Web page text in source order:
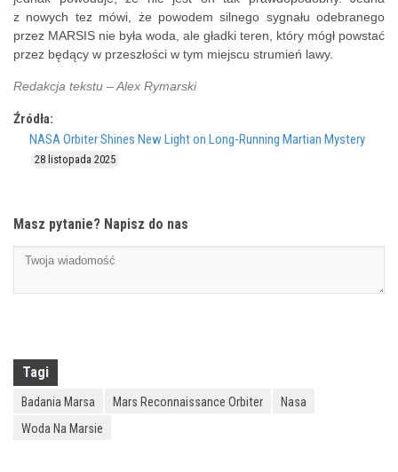
z nowych tez mówi, że powodem silnego sygnału odebranego
przez MARSIS nie była woda, ale gładki teren, który mógł powstać
przez będący w przeszłości w tym miejscu strumień lawy.
Redakcja tekstu – Alex Rymarski
Źródła:
NASA Orbiter Shines New Light on Long-Running Martian Mystery
28 listopada 2025
Masz pytanie? Napisz do nas
Tagi
Badania Marsa Mars Reconnaissance Orbiter
Nasa
Woda Na Marsie